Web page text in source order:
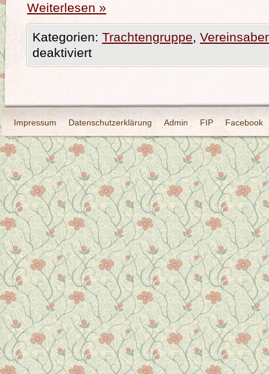
Weiterlesen »
Kategorien: Trachtengruppe,
deaktiviert
Impressum Datenschutzerklärung Admin FIP Facebook